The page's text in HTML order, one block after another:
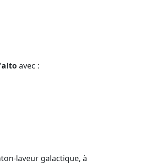
altoavec :
laveur galactique, à